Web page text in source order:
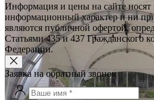
Информация и цены на сайте носят
информационный характер и ни
являются публичной офертой,
Статьями 435 и 437 Гражданского
Федерации.
Заявка на обратный звонок